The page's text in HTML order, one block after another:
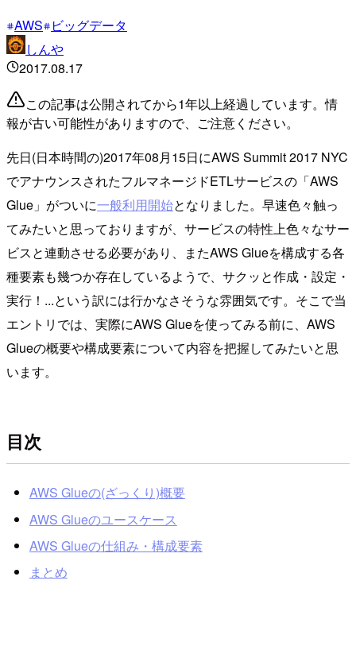
AWS
ビッグデータ
しんや
2017.08.17
この記事は公開されてから1年以上経過しています。情
報が古い可能性がありますので、ご注意ください。
先日(日本時間の)2017年08月15日にAWS Summit 2017 NYC
でアナウンスされたフルマネージドETLサービスの「AWS
Glue」がついに一般利用開始となりました。早速色々触っ
てみたいと思っておりますが、サービスの特性上色々なサー
ビスと連動させる必要があり、またAWS Glueを構成する各
種要素も幾つか存在しているようで、サクッと作成・設定・
実行！...という訳には行かなさそうな雰囲気です。そこで当
エントリでは、実際にAWS Glueを使ってみる前に、AWS
Glueの概要や構成要素について内容を把握してみたいと思
います。
目次
AWS Glueの(ざっくり)概要
AWS Glueのユースケース
AWS Glueの仕組み・構成要素
まとめ